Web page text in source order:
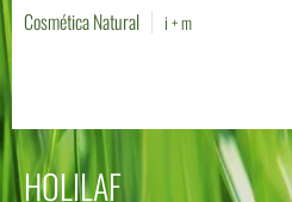
Cosmética Natural i + m
HOLILAF